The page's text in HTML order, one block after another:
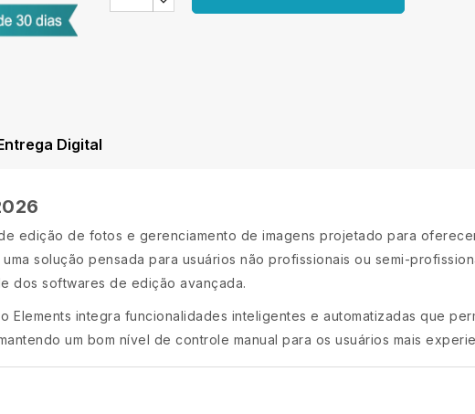
Digital
edição de fotos e gerenciamento de imagens projetado para
solução pensada para usuários não profissionais ou semi-
dos softwares de edição avançada.
Elements integra funcionalidades inteligentes e automatizadas que
um bom nível de controle manual para os usuários mais